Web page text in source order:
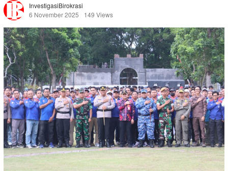
InvestigasiBirokrasi
6 November 2025
149 Views